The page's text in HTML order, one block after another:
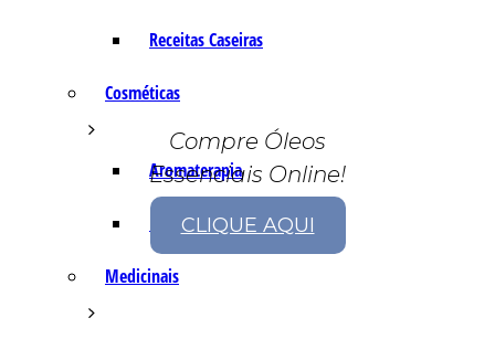
Receitas Caseiras
Cosméticas
Aromaterapia
Fórmulas Caseiras
Medicinais
Compre Óleos
Essenciais Online!
CLIQUE AQUI